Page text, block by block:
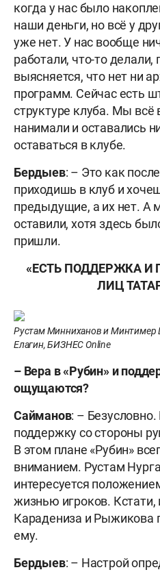
когда у нас было
наши деньги, но всё у
уже нет. У нас вообще
работали, что-то делали,
выясняется, что нет ни
программ. Сейчас есть
структуре клуба. Мы всё
нанимали и оставались
оставаться в клубе.
Бердыев: – Это как
приходишь в клуб и
предыдущие, а их нет. А
оставили, хотя здесь
пришли.
«ЕСТЬ ПОДДЕРЖКА И
ЛИЦ
Рустам Минниханов и
Елагин, БИЗНЕС Online
– Вера в «Рубин» и
ощущаются?
Сайманов: –
поддержку со стороны
В этом плане «Рубин»
вниманием. Рустам
интересуется
жизнью игроков. Кстати,
Карадениза и Рыжикова
ему.
Бердыев: – Настрой